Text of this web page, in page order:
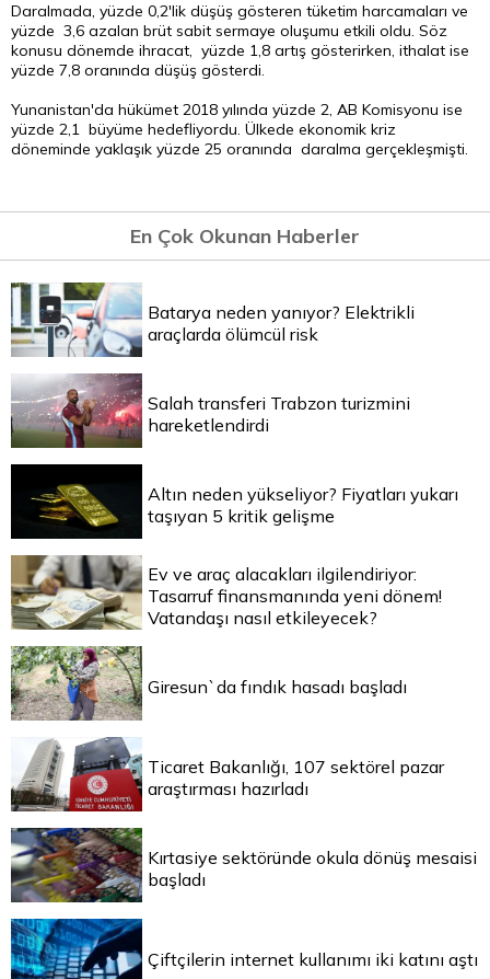
Daralmada, yüzde 0,2'lik düşüş gösteren tüketim harcamaları ve
yüzde 3,6 azalan brüt sabit sermaye oluşumu etkili oldu. Söz
konusu dönemde ihracat, yüzde 1,8 artış gösterirken, ithalat ise
yüzde 7,8 oranında düşüş gösterdi.
Yunanistan'da hükümet 2018 yılında yüzde 2, AB Komisyonu ise
yüzde 2,1 büyüme hedefliyordu. Ülkede ekonomik kriz
döneminde yaklaşık yüzde 25 oranında daralma gerçekleşmişti.
En Çok Okunan Haberler
Batarya neden yanıyor? Elektrikli
araçlarda ölümcül risk
Salah transferi Trabzon turizmini
hareketlendirdi
Altın neden yükseliyor? Fiyatları yukarı
taşıyan 5 kritik gelişme
Ev ve araç alacakları ilgilendiriyor:
Tasarruf finansmanında yeni dönem!
Vatandaşı nasıl etkileyecek?
Giresun`da fındık hasadı başladı
Ticaret Bakanlığı, 107 sektörel pazar
araştırması hazırladı
Kırtasiye sektöründe okula dönüş mesaisi
başladı
Çiftçilerin internet kullanımı iki katını aştı